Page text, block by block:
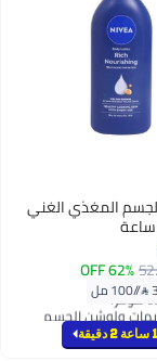
المغذي الغني
62% OFF
1 ساعة 2 دقيقة